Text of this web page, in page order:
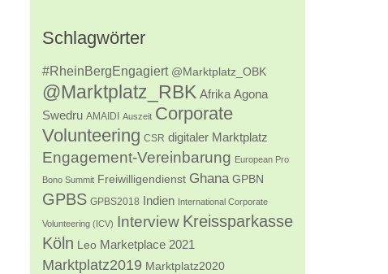
Schlagwörter
#RheinBergEngagiert @Marktplatz_OBK
@Marktplatz_RBK Afrika Agona
Swedru AMAIDI Auszeit Corporate
Volunteering CSR digitaler Marktplatz
Engagement-Vereinbarung European Pro
Bono Summit Freiwilligendienst Ghana GPBN
GPBS GPBS2018 Indien International Corporate
Volunteering (ICV) Interview Kreissparkasse
Köln Leo Marketplace 2021
Marktplatz2019 Marktplatz2020